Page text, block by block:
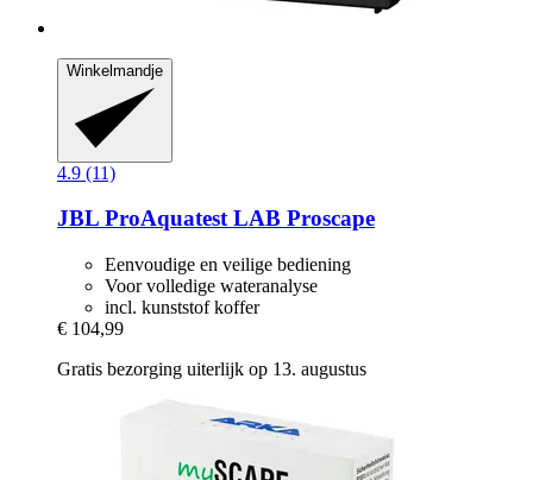
Winkelmandje
4.9 (11)
JBL ProAquatest LAB Proscape
Eenvoudige en veilige bediening
Voor volledige wateranalyse
incl. kunststof koffer
€ 104,99
Gratis bezorging uiterlijk op 13. augustus